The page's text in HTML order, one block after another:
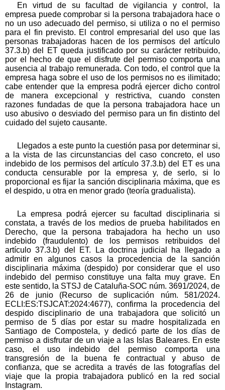
En virtud de su facultad de vigilancia y control, la
empresa puede comprobar si la persona trabajadora hace o
no un uso adecuado del permiso, si utiliza o no el permiso
para el fin previsto. El control empresarial del uso que las
personas trabajadoras hacen de los permisos del artículo
37.3.b) del ET queda justificado por su carácter retribuido,
por el hecho de que el disfrute del permiso comporta una
ausencia al trabajo remunerada. Con todo, el control que la
empresa haga sobre el uso de los permisos no es ilimitado;
cabe entender que la empresa podrá ejercer dicho control
de manera excepcional y restrictiva, cuando consten
razones fundadas de que la persona trabajadora hace un
uso abusivo o desviado del permiso para un fin distinto del
cuidado del sujeto causante.
Llegados a este punto la cuestión pasa por determinar si,
a la vista de las circunstancias del caso concreto, el uso
indebido de los permisos del artículo 37.3.b) del ET es una
conducta censurable por la empresa y, de serlo, si lo
proporcional es fijar la sanción disciplinaria máxima, que es
el despido, u otra en menor grado (teoría gradualista).
La empresa podrá ejercer su facultad disciplinaria si
constata, a través de los medios de prueba habilitados en
Derecho, que la persona trabajadora ha hecho un uso
indebido (fraudulento) de los permisos retribuidos del
artículo 37.3.b) del ET. La doctrina judicial ha llegado a
admitir en algunos casos la procedencia de la sanción
disciplinaria máxima (despido) por considerar que el uso
indebido del permiso constituye una falta muy grave. En
este sentido, la STSJ de Cataluña-SOC núm. 3691/2024, de
26 de junio (Recurso de suplicación núm. 581/2024.
ECLI:ES:TSJCAT:2024:4677), confirma la procedencia del
despido disciplinario de una trabajadora que solicitó un
permiso de 5 días por estar su madre hospitalizada en
Santiago de Compostela, y dedicó parte de los días de
permiso a disfrutar de un viaje a las Islas Baleares. En este
caso, el uso indebido del permiso comporta una
transgresión de la buena fe contractual y abuso de
confianza, que se acredita a través de las fotografías del
viaje que la propia trabajadora publicó en la red social
Instagram.